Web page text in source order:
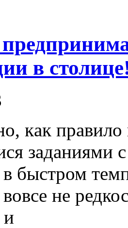
в
кaк правило
заданиями
быстром
не